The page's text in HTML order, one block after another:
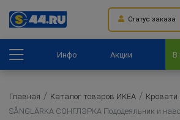
Статус заказа
Инфо Акции В
Главная Каталог товаров ИКЕА
SÅNGLÄRKA СОНГЛЭРКА Пододеяльник и